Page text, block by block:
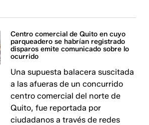
Centro comercial de Quito en cuyo
parqueadero se habrían registrado
disparos emite comunicado sobre lo
ocurrido
Una supuesta balacera suscitada
a las afueras de un concurrido
centro comercial del norte de
Quito, fue reportada por
ciudadanos a través de redes